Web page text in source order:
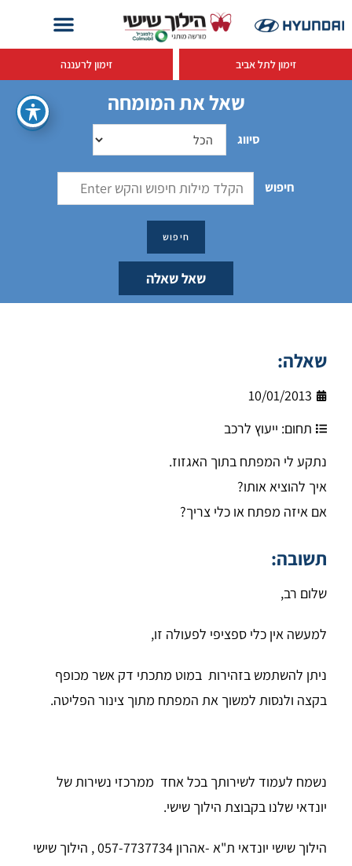
זימון לתל אביב זימון לרעננה
שאל את המומחה
סיווג
חיפוש
שאל שאלה
שאלה:
10/01/2013
תחום: ייעוץ לרכב
נתקע לי המפתח בתוך האגזוז.
איך להוציא אותו?
אם איזה מפתח או כלי צריך?
תשובה:
שלום רב,
למעשה אין כלי ספציפי לפעולה זו,
ניתן להשתמש בזהירות במוט מתכתי דק אשר מכופף
בקצה ולנסות למשוך את המפתח מתוך צינור הפליטה.
נשמח לעמוד לשירותך בכל אחד ממרכזי נשירות של
יונדאי שלנו בקבוצת הילוך שישי.
הילוך שישי יונדאי ת"א -אהרון 057-7737734 , הילוך שישי